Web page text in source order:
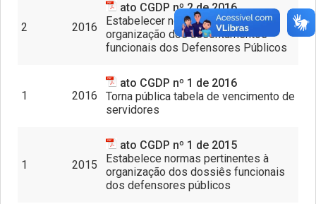
2 2016
ato CGDP nº 2 de 2016
Estabelecer normas pertinentes à
organização dos assentamentos
funcionais dos Defensores Públicos
1 2016
ato CGDP nº 1 de 2016
Torna pública tabela de vencimento de
servidores
1 2015
ato CGDP nº 1 de 2015
Estabelece normas pertinentes à
organização dos dossiês funcionais
dos defensores públicos